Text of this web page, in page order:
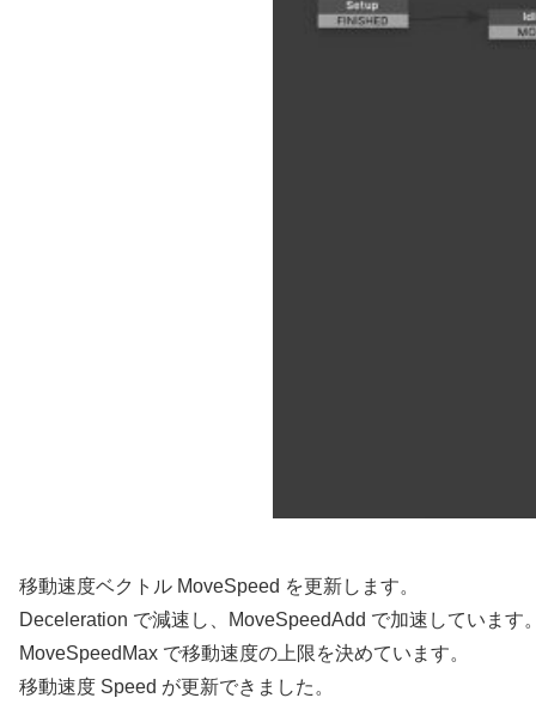
移動速度ベクトル MoveSpeed を更新します。
Deceleration で減速し、MoveSpeedAdd で加速しています
MoveSpeedMax で移動速度の上限を決めています。
移動速度 Speed が更新できました。